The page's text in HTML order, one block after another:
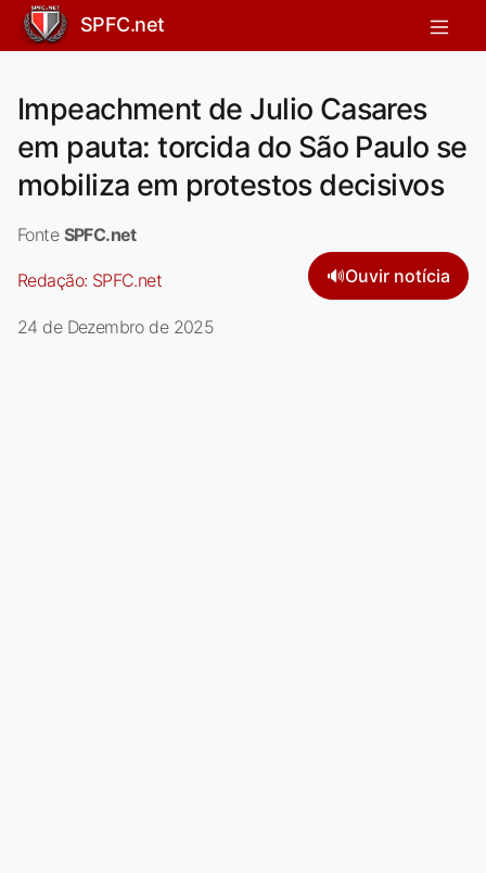
SPFC.net
Impeachment de Julio Casares
em pauta: torcida do São Paulo se
mobiliza em protestos decisivos
Fonte SPFC.net
Redação: SPFC.net 🔊Ouvir notícia
24 de Dezembro de 2025